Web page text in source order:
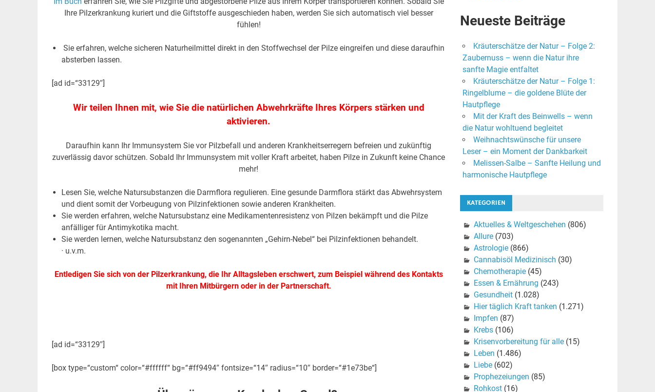
Ihre Pilzerkrankung kuriert und die Giftstoffe ausgeschieden haben, werden Sie sich automatisch viel besser
fühlen!
Sie erfahren, welche sicheren Naturheilmittel direkt in den Stoffwechsel der Pilze eingreifen und diese daraufhin
absterben lassen.
[ad id=“33129″]
Wir teilen Ihnen mit, wie Sie die natürlichen Abwehrkräfte Ihres Körpers stärken und
aktivieren.
Daraufhin kann Ihr Immunsystem Sie vor Pilzbefall und anderen Krankheitserregern befreien und zukünftig
zuverlässig davor schützen. Sobald Ihr Immunsystem mit voller Kraft arbeitet, haben Pilze in Zukunft keine Chance
mehr!
Lesen Sie, welche Natursubstanzen die Darmflora regulieren. Eine gesunde Darmflora stärkt das Abwehrsystem
und dient somit der Vorbeugung von Pilzinfektionen sowie anderen Krankheiten.
Sie werden erfahren, welche Natursubstanz eine Medikamentenresistenz von Pilzen bekämpft und die Pilze
anfälliger für Antimykotika macht.
Sie werden lernen, welche Natursubstanz den sogenannten „Gehirn-Nebel“ bei Pilzinfektionen behandelt.
· u.v.m.
Entledigen Sie sich von der Pilzerkrankung, die Ihr Alltagsleben erschwert, zum Beispiel während des Kontakts
mit Ihren Mitbürgern oder in der Partnerschaft.
[ad id=“33129″]
[box type=“custom“ color=“#ffffff“ bg=“#ff9494″ fontsize=“14″ radius=“10″ border=“#1e73be“]
Neueste Beiträge
Kräuterschätze der Natur – Folge 2:
Zaubernuss – wenn die Natur ihre
sanfte Magie entfaltet
Kräuterschätze der Natur – Folge 1:
Ringelblume – die goldene Blüte der
Hautpflege
Mit der Kraft des Beinwells – wenn
die Natur wohltuend begleitet
Weihnachtswünsche für unsere
Leser – ein Moment der Dankbarkeit
Melissen-Salbe – Sanfte Heilung und
harmonische Hautpflege
KATEGORIEN
Aktuelles & Weltgeschehen (806)
Allure(703)
Astrologie(866)
Cannabisöl Medizinisch (30)
Chemotherapie(45)
Essen & Ernährung (243)
Gesundheit(1.028)
Hier täglich Kraft tanken (1.271)
Impfen (87)
Krebs(106)
Krisenvorbereitung für alle(15)
Leben (1.486)
Liebe(602)
Prophezeiungen (85)
Rohkost(16)